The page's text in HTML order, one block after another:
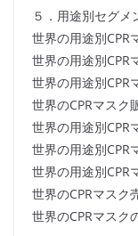
５．用途別セグメ
世界の用途別CPR
世界の用途別CPR
世界の用途別CPR
世界のCPRマスク
世界の用途別CPR
世界の用途別CPR
世界の用途別CPR
世界のCPRマスク
世界のCPRマスク